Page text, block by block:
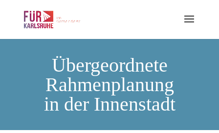
Übergeordnete
Rahmenplanung
in der Innenstadt